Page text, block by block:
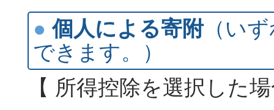
● 個人による寄附（い
できます。）
【 所得控除を選択した